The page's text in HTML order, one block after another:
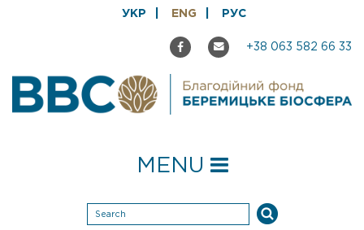
УКР ENG РУС
+38 063 582 66 33
MENU